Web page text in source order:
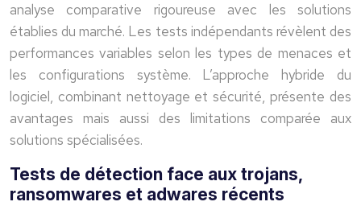
analyse comparative rigoureuse avec les solutions
établies du marché. Les tests indépendants révèlent des
performances variables selon les types de menaces et
les configurations système. L’approche hybride du
logiciel, combinant nettoyage et sécurité, présente des
avantages mais aussi des limitations comparée aux
solutions spécialisées.
Tests de détection face aux trojans,
ransomwares et adwares récents